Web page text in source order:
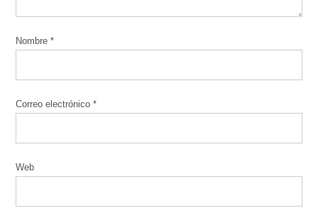
Nombre*
Correo electrónico*
Web